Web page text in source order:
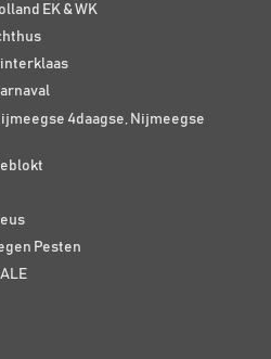
EK & WK
4daagse, Nijmeegse
Pesten